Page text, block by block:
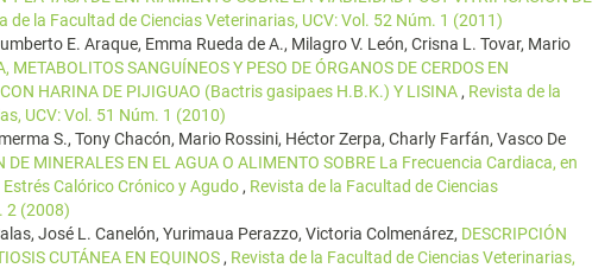
de la Facultad de Ciencias Veterinarias, UCV: Vol. 52 Núm. 1 (2011)
E. Araque, Emma Rueda de A., Milagro V. León, Crisna L. Tovar, Mario
METABOLITOS SANGUÍNEOS Y PESO DE ÓRGANOS DE CERDOS EN
HARINA DE PIJIGUAO (Bactris gasipaes H.B.K.) Y LISINA , Revista de la
UCV: Vol. 51 Núm. 1 (2010)
S., Tony Chacón, Mario Rossini, Héctor Zerpa, Charly Farfán, Vasco De
DE MINERALES EN EL AGUA O ALIMENTO SOBRE La Frecuencia Cardiaca, en
Calórico Crónico y Agudo , Revista de la Facultad de Ciencias
2 (2008)
José L. Canelón, Yurimaua Perazzo, Victoria Colmenárez, DESCRIPCIÓN
CUTÁNEA EN EQUINOS , Revista de la Facultad de Ciencias Veterinarias,